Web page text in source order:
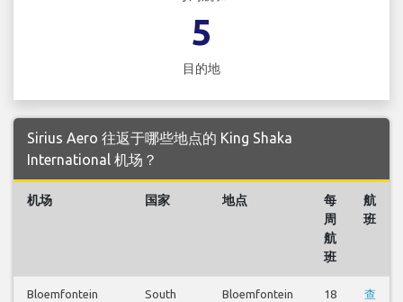
5
目的地
Sirius Aero 往返于哪些地点的 King Shaka
International 机场？
机场 国家 地点
每
周
航
班
航
班
Bloemfontein
South
Bloemfontein 18
查